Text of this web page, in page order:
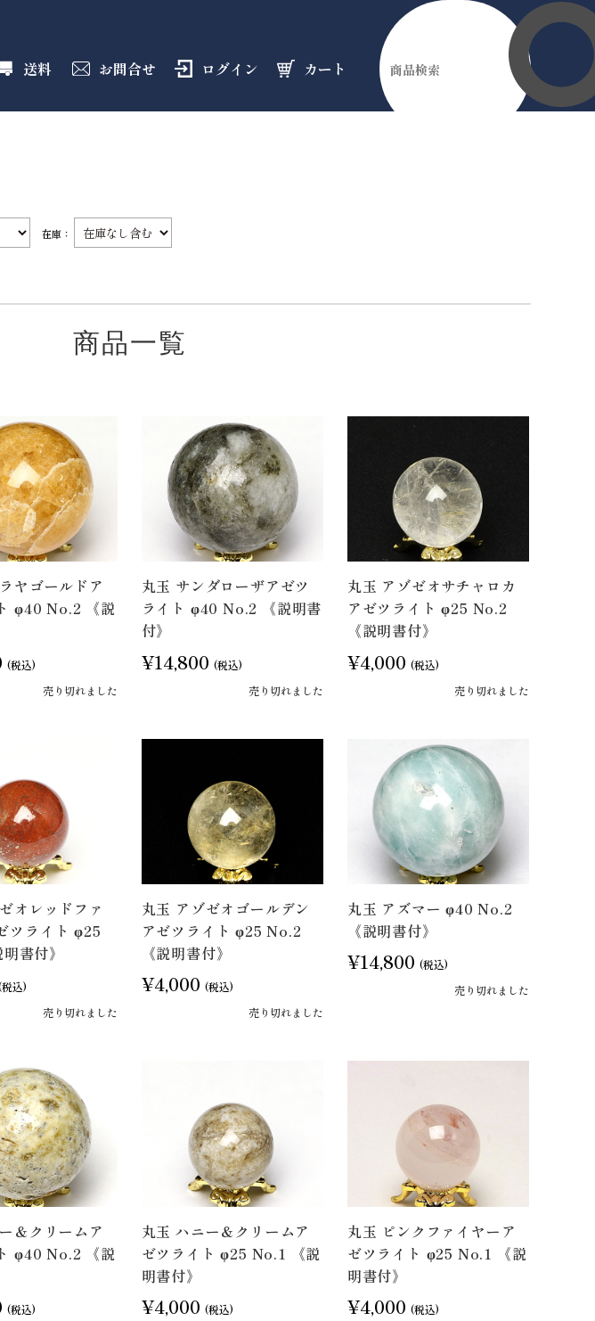
送料 お問合せ ログイン カート
在庫：
商品一覧
ヤゴールドア
φ40 No.2 《説
(税込)
売り切れました
丸玉 サンダローザアゼツ
ライト φ40 No.2 《説明書
付》
¥14,800 (税込)
売り切れました
丸玉 アゾゼオサチャロカ
アゼツライト φ25 No.2
《説明書付》
¥4,000 (税込)
売り切れました
オレッドファ
ツライト φ25
書付》
込)
売り切れました
丸玉 アゾゼオゴールデン
アゼツライト φ25 No.2
《説明書付》
¥4,000 (税込)
売り切れました
丸玉 アズマー φ40 No.2
《説明書付》
¥14,800 (税込)
売り切れました
＆クリームア
φ40 No.2 《説
(税込)
丸玉 ハニー＆クリームア
ゼツライト φ25 No.1 《説
明書付》
¥4,000 (税込)
丸玉 ピンクファイヤーア
ゼツライト φ25 No.1 《説
明書付》
¥4,000 (税込)